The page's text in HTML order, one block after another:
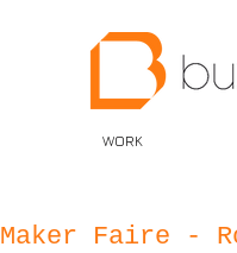
WORK
Maker Faire -